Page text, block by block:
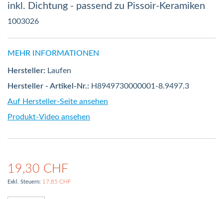
inkl. Dichtung - passend zu Pissoir-Keramiken
1003026
MEHR INFORMATIONEN
Hersteller: Laufen
Hersteller - Artikel-Nr.: H8949730000001-8.9497.3
Auf Hersteller-Seite ansehen
Produkt-Video ansehen
19,30 CHF
17,85 CHF